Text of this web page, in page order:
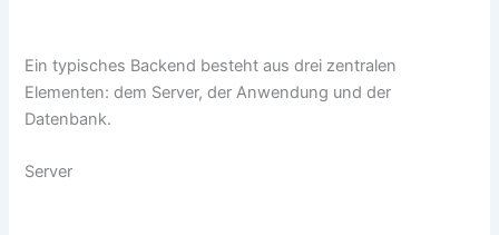
Ein typisches Backend besteht aus drei zentralen
Elementen: dem Server, der Anwendung und der
Datenbank.
Server